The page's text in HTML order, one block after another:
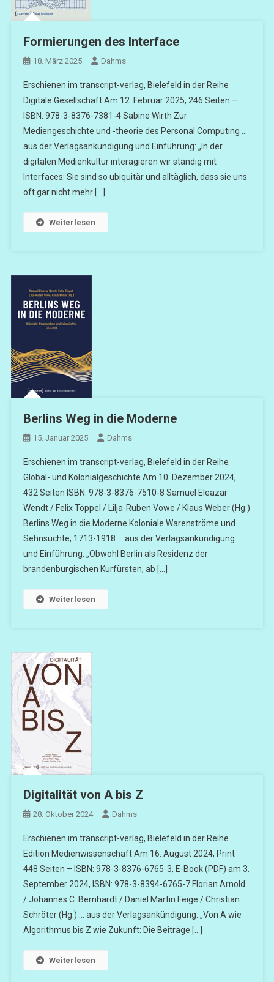
Formierungen des Interface
18. März 2025 Dahms
Erschienen im transcript-verlag, Bielefeld in der Reihe
Digitale Gesellschaft Am 12. Februar 2025, 246 Seiten –
ISBN: 978-3-8376-7381-4 Sabine Wirth Zur
Mediengeschichte und -theorie des Personal Computing …
aus der Verlagsankündigung und Einführung: „In der
digitalen Medienkultur interagieren wir ständig mit
Interfaces: Sie sind so ubiquitär und alltäglich, dass sie uns
oft gar nicht mehr […]
Weiterlesen
Berlins Weg in die Moderne
15. Januar 2025 Dahms
Erschienen im transcript-verlag, Bielefeld in der Reihe
Global- und Kolonialgeschichte Am 10. Dezember 2024,
432 Seiten ISBN: 978-3-8376-7510-8 Samuel Eleazar
Wendt / Felix Töppel / Lilja-Ruben Vowe / Klaus Weber (Hg.)
Berlins Weg in die Moderne Koloniale Warenströme und
Sehnsüchte, 1713-1918 … aus der Verlagsankündigung
und Einführung: „Obwohl Berlin als Residenz der
brandenburgischen Kurfürsten, ab […]
Weiterlesen
Digitalität von A bis Z
28. Oktober 2024 Dahms
Erschienen im transcript-verlag, Bielefeld in der Reihe
Edition Medienwissenschaft Am 16. August 2024, Print
448 Seiten – ISBN: 978-3-8376-6765-3, E-Book (PDF) am 3.
September 2024, ISBN: 978-3-8394-6765-7 Florian Arnold
/ Johannes C. Bernhardt / Daniel Martin Feige / Christian
Schröter (Hg.) … aus der Verlagsankündigung: „Von A wie
Algorithmus bis Z wie Zukunft: Die Beiträge […]
Weiterlesen